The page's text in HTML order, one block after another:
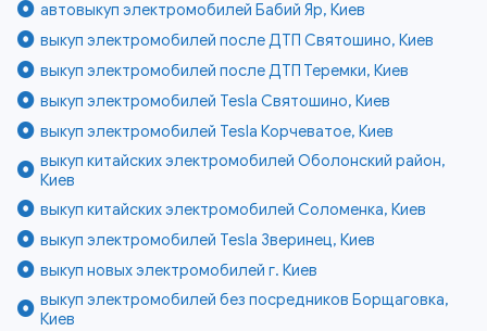
автовыкуп электромобилей Бабий Яр, Киев
выкуп электромобилей после ДТП Святошино, Киев
выкуп электромобилей после ДТП Теремки, Киев
выкуп электромобилей Tesla Святошино, Киев
выкуп электромобилей Tesla Корчеватое, Киев
выкуп китайских электромобилей Оболонский район,
Киев
выкуп китайских электромобилей Соломенка, Киев
выкуп электромобилей Tesla Зверинец, Киев
выкуп новых электромобилей г. Киев
выкуп электромобилей без посредников Борщаговка,
Киев